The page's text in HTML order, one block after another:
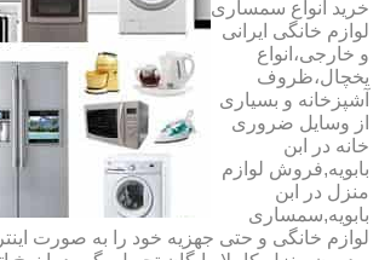
خرید انواع سمساری
لوازم خانگی ایرانی
و خارجی،انواع
یخچال،ظروف
آشپزخانه و بسیاری
از وسایل ضروری
خانه در ابن
بابویه,فروش لوازم
منزل در ابن
بابویه,سمساری
لوازم خانگی و حتی جهزیه خود را به صورت